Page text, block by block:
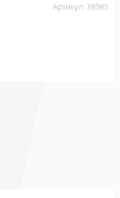
Артикул: 38985